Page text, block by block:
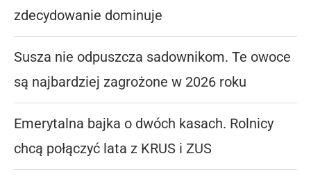
zdecydowanie dominuje
Susza nie odpuszcza sadownikom. Te owoce
są najbardziej zagrożone w 2026 roku
Emerytalna bajka o dwóch kasach. Rolnicy
chcą połączyć lata z KRUS i ZUS